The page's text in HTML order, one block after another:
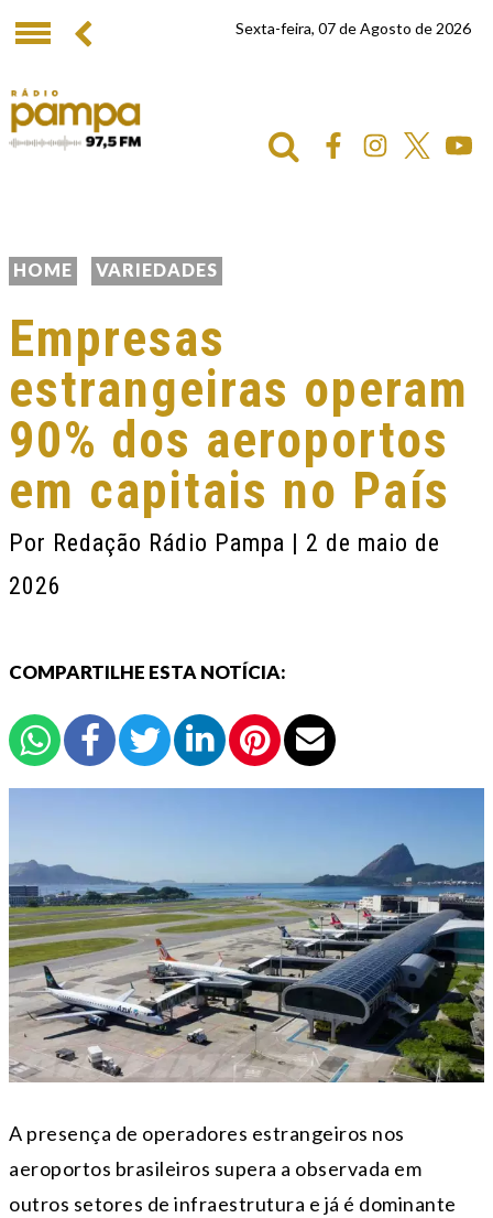
Sexta-feira, 07 de Agosto de 2026
HOME VARIEDADES
Empresas
estrangeiras operam
90% dos aeroportos
em capitais no País
Por Redação Rádio Pampa | 2 de maio de
2026
COMPARTILHE ESTA NOTÍCIA:
A presença de operadores estrangeiros nos
aeroportos brasileiros supera a observada em
outros setores de infraestrutura e já é dominante